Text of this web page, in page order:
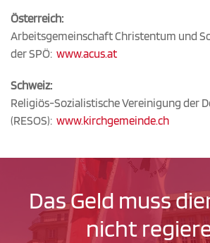
Österreich:
Arbeitsgemeinschaft Christentum und
der SPÖ: www.acus.at
Schweiz:
Religiös-Sozialistische Vereinigung der
(RESOS): www.kirchgemeinde.ch
Das Geld muss
nicht